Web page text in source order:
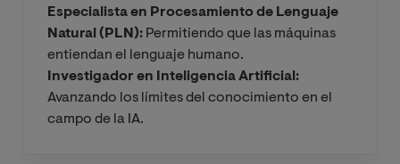
Especialista en Procesamiento de Lenguaje
Natural (PLN):Permitiendo que las máquinas
entiendan el lenguaje humano.
Investigador en Inteligencia Artificial:
Avanzando los límites del conocimiento en el
campo de la IA.